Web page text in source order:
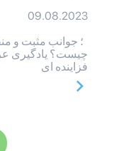
09.08.2023
؛ جوانب مثبت و
چیست؟ یادگیری
فزاینده ای